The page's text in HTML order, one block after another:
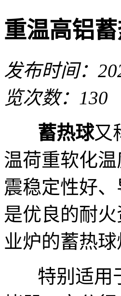
重温高铝
发布时间：
览次数：130
蓄热球又
温荷重软化
震稳定性好
是优良的耐
业炉的蓄热
特别适用于